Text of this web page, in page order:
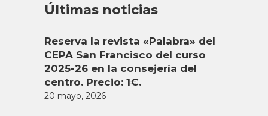
Últimas noticias
Reserva la revista «Palabra» del
CEPA San Francisco del curso
2025-26 en la consejería del
centro. Precio: 1€.
20 mayo, 2026